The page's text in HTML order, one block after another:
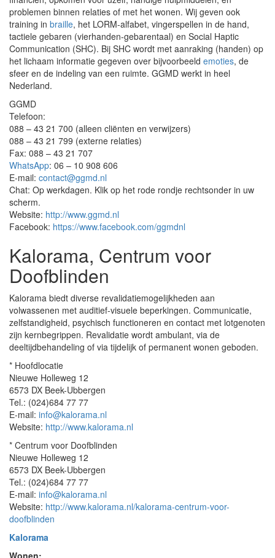
problemen binnen relaties of met het wonen. Wij geven ook
training in braille, het LORM-alfabet, vingerspellen in de hand,
tactiele gebaren (vierhanden-gebarentaal) en Social Haptic
Communication (SHC). Bij SHC wordt met aanraking (handen) op
het lichaam informatie gegeven over bijvoorbeeld emoties, de
sfeer en de indeling van een ruimte. GGMD werkt in heel
Nederland.
GGMD
Telefoon:
088 – 43 21 700 (alleen cliënten en verwijzers)
088 – 43 21 799 (externe relaties)
Fax: 088 – 43 21 707
WhatsApp: 06 – 10 908 606
E-mail: contact@ggmd.nl
Chat: Op werkdagen. Klik op het rode rondje rechtsonder in uw
scherm.
Website: http://www.ggmd.nl
Facebook: https://www.facebook.com/ggmdnl
Kalorama, Centrum voor
Doofblinden
Kalorama biedt diverse revalidatiemogelijkheden aan
volwassenen met auditief-visuele beperkingen. Communicatie,
zelfstandigheid, psychisch functioneren en contact met lotgenoten
zijn kernbegrippen. Revalidatie wordt ambulant, via de
deeltijdbehandeling of via tijdelijk of permanent wonen geboden.
* Hoofdlocatie
Nieuwe Holleweg 12
6573 DX Beek-Ubbergen
Tel.: (024)684 77 77
E-mail: info@kalorama.nl
Website: http://www.kalorama.nl
* Centrum voor Doofblinden
Nieuwe Holleweg 12
6573 DX Beek-Ubbergen
Tel.: (024)684 77 77
E-mail: info@kalorama.nl
Website: http://www.kalorama.nl/kalorama-centrum-voor-
doofblinden
Kalorama
Wonen: